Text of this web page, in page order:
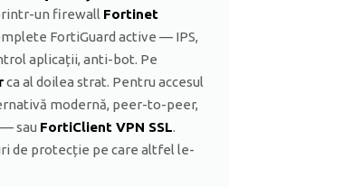
un firewall Fortinet
FortiGuard active — IPS,
aplicații, anti-bot. Pe
ca al doilea strat. Pentru accesul
modernă, peer-to-peer,
sau FortiClient VPN SSL.
de protecție pe care altfel le-